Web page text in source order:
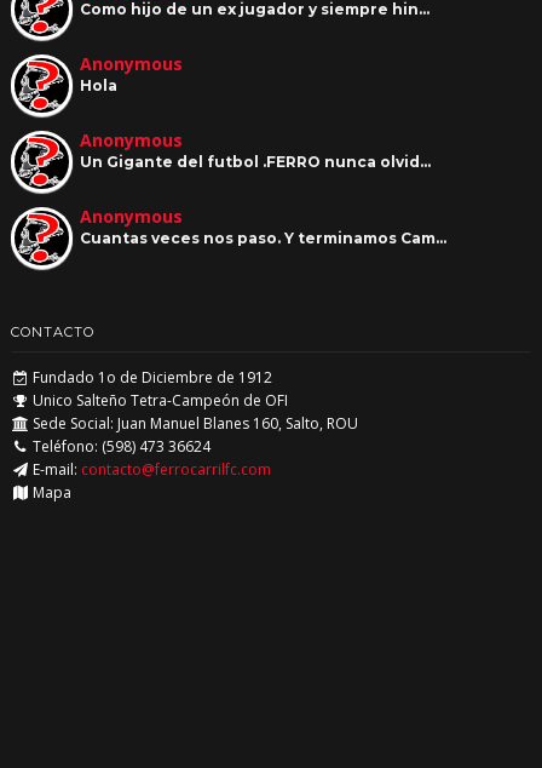
Como hijo de un ex jugador y siempre hin…
Anonymous
Hola
Anonymous
Un Gigante del futbol .FERRO nunca olvid…
Anonymous
Cuantas veces nos paso. Y terminamos Cam…
CONTACTO
Fundado 1o de Diciembre de 1912
Unico Salteño Tetra-Campeón de OFI
Sede Social: Juan Manuel Blanes 160, Salto, ROU
Teléfono: (598) 473 36624
E-mail: contacto@ferrocarrilfc.com
Mapa